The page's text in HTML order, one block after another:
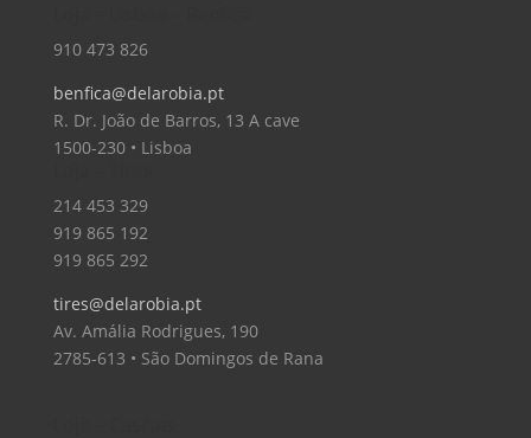
910 473 826
benfica@delarobia.pt
R. Dr. João de Barros, 13 A cave
1500-230 • Lisboa
214 453 329
919 865 192
919 865 292
tires@delarobia.pt
Av. Amália Rodrigues, 190
2785-613 • São Domingos de Rana